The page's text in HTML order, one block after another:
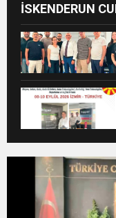
İSKENDERUN
ZİYARET